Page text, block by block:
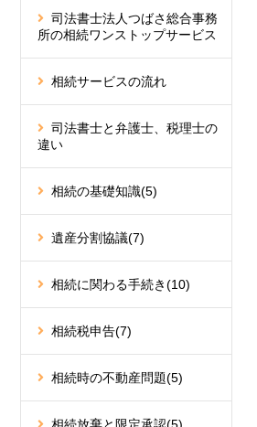
司法書士法人つばさ総合事務
所の相続ワンストップサービス
相続サービスの流れ
司法書士と弁護士、税理士の
違い
相続の基礎知識(5)
遺産分割協議(7)
相続に関わる手続き(10)
相続税申告(7)
相続時の不動産問題(5)
相続放棄と限定承認(5)